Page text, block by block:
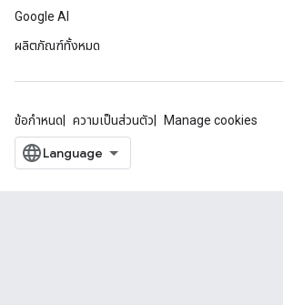
Google AI
ผลิตภัณฑ์ทั้งหมด
ข้อกำหนด ความเป็นส่วนตัว Manage cookies